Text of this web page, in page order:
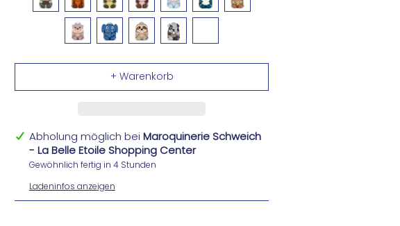
Abholung möglich bei Maroquinerie Schweich
- La Belle Etoile Shopping Center
Gewöhnlich fertig in 4 Stunden
Ladeninfos anzeigen